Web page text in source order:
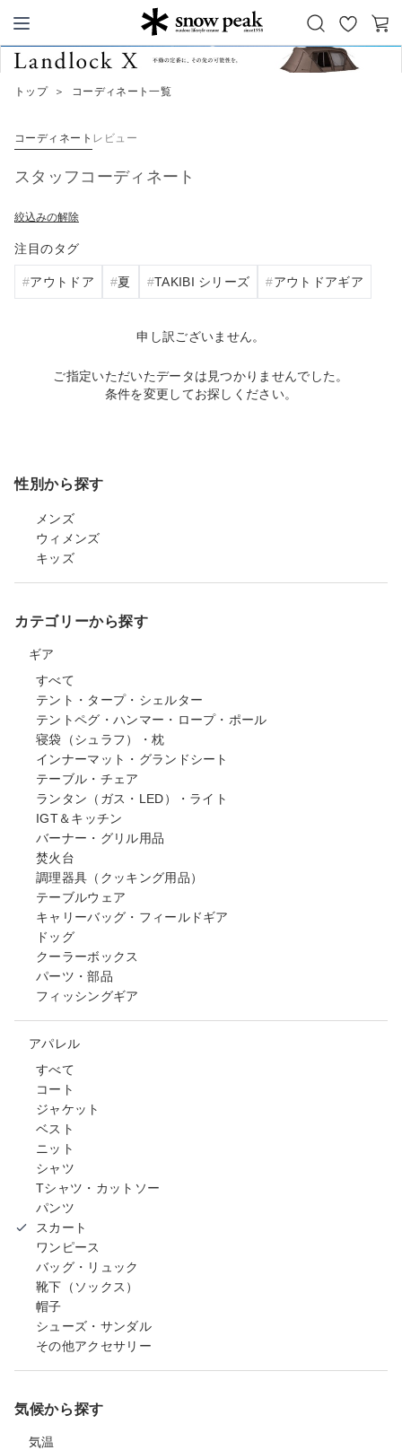
Snow Peak
お
気
カ
トップ ＞ コーディネート一覧
コーディネート レビュー
スタッフコーディネート
絞込みの解除
注目のタグ
アウトドア 夏 TAKIBI シリーズ アウトドアギア
申し訳ございません。
ご指定いただいたデータは見つかりませんでした。
条件を変更してお探しください。
性別から探す
メンズ
ウィメンズ
キッズ
カテゴリーから探す
ギア
すべて
テント・タープ・シェルター
テントペグ・ハンマー・ロープ・ポール
寝袋（シュラフ）・枕
インナーマット・グランドシート
テーブル・チェア
ランタン（ガス・LED）・ライト
IGT＆キッチン
バーナー・グリル用品
焚火台
調理器具（クッキング用品）
テーブルウェア
キャリーバッグ・フィールドギア
ドッグ
クーラーボックス
パーツ・部品
フィッシングギア
アパレル
すべて
コート
ジャケット
ベスト
ニット
シャツ
Tシャツ・カットソー
パンツ
スカート
ワンピース
バッグ・リュック
靴下（ソックス）
帽子
シューズ・サンダル
その他アクセサリー
気候から探す
気温